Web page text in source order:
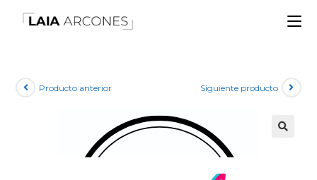
Producto anterior Siguiente producto